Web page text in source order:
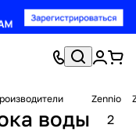
Zennio
воды 2